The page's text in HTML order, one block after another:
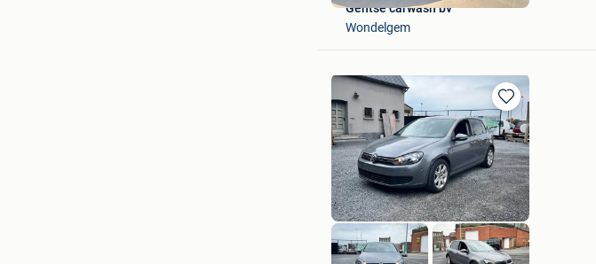
Gentse carwash bv
Wondelgem
Bewaren
in
Mijn
Favorieten